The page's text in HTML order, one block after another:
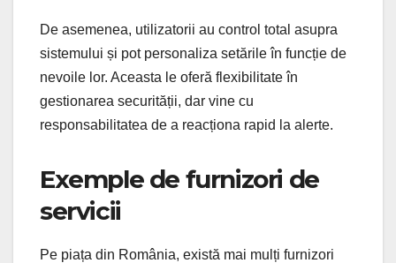
De asemenea, utilizatorii au control total asupra
sistemului și pot personaliza setările în funcție de
nevoile lor. Aceasta le oferă flexibilitate în
gestionarea securității, dar vine cu
responsabilitatea de a reacționa rapid la alerte.
Exemple de furnizori de
servicii
Pe piața din România, există mai mulți furnizori